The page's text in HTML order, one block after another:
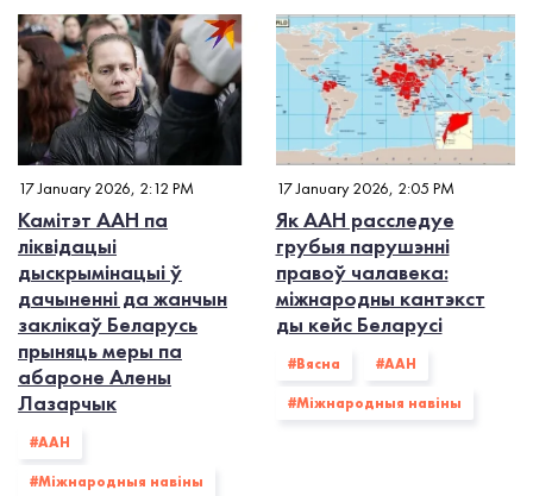
17 January 2026, 2:12 PM
Камітэт ААН па
ліквідацыі
дыскрымінацыі ў
дачыненні да жанчын
заклікаў Беларусь
прыняць меры па
абароне Алены
Лазарчык
#ААН
#Міжнародныя навіны
17 January 2026, 2:05 PM
Як ААН расследуе
грубыя парушэнні
правоў чалавека:
міжнародны кантэкст
ды кейс Беларусі
#Вясна #ААН
#Міжнародныя навіны